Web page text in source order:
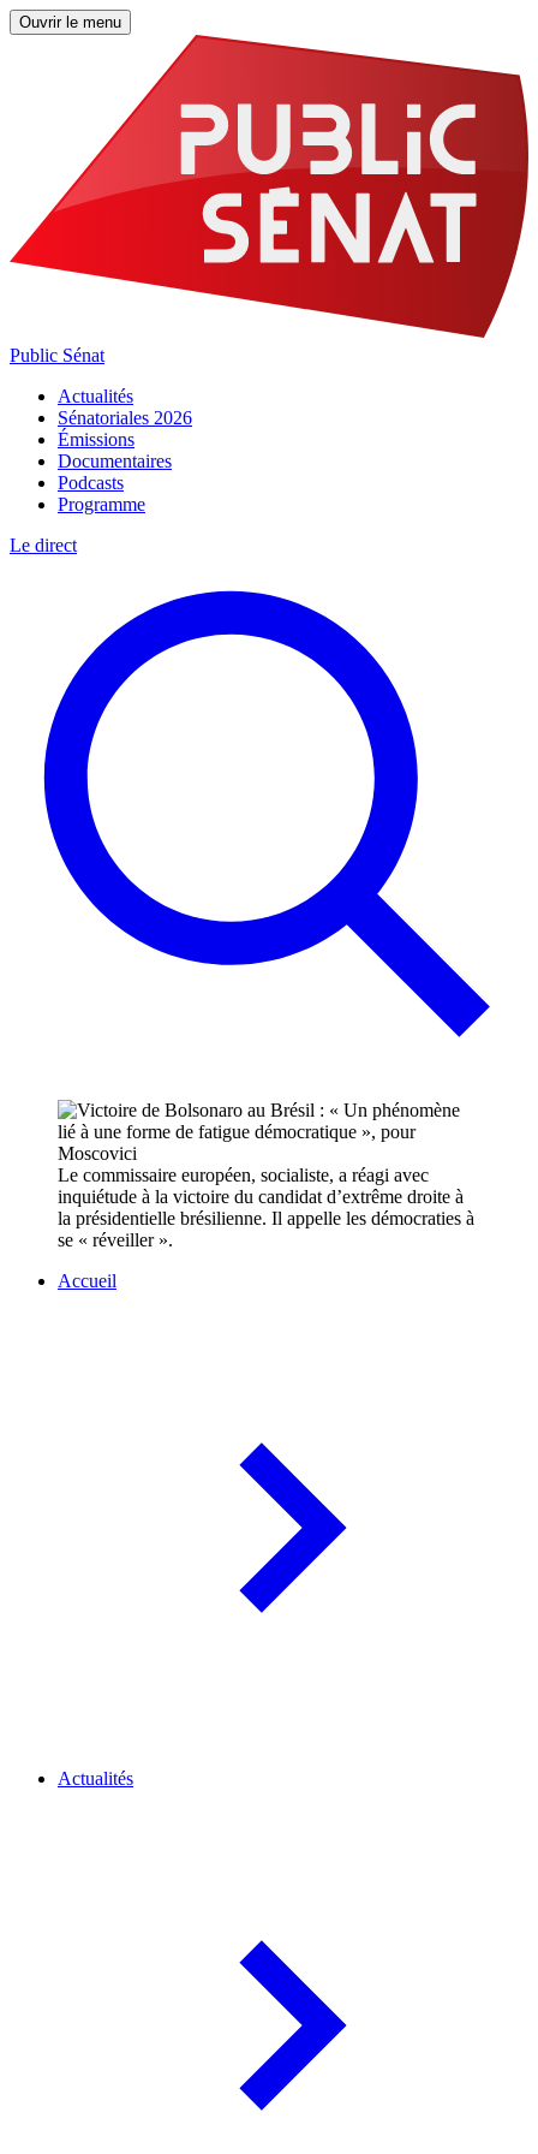
Ouvrir le menu
Public Sénat
Actualités
Sénatoriales 2026
Émissions
Documentaires
Podcasts
Programme
Le direct
Le commissaire européen, socialiste, a réagi avec
inquiétude à la victoire du candidat d’extrême droite à
la présidentielle brésilienne. Il appelle les démocraties à
se « réveiller ».
Accueil
Actualités